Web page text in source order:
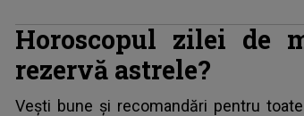
Horoscopul zilei de
rezervă astrele?
Vești bune și recomandări pentru